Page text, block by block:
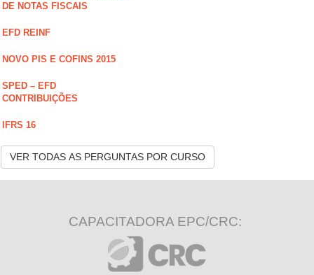
DE NOTAS FISCAIS
EFD REINF
NOVO PIS E COFINS 2015
SPED – EFD
CONTRIBUIÇÕES
IFRS 16
VER TODAS AS PERGUNTAS POR CURSO
CAPACITADORA EPC/CRC: